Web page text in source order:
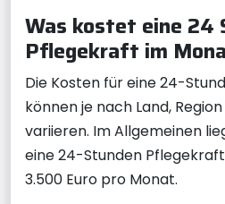
Was kostet eine 24
Pflegekraft im
Die Kosten für eine 24-
können je nach Land,
variieren. Im Allgemeinen
eine 24-Stunden
3.500 Euro pro Monat.